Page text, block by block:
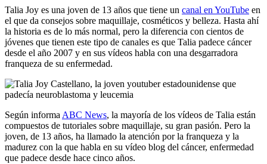
Talia Joy es una joven de 13 años que tiene un canal en YouTube en
el que da consejos sobre maquillaje, cosméticos y belleza. Hasta ahí
la historia es de lo más normal, pero la diferencia con cientos de
jóvenes que tienen este tipo de canales es que Talia padece cáncer
desde el año 2007 y en sus vídeos habla con una desgarradora
franqueza de su enfermedad.
Según informa ABC News, la mayoría de los vídeos de Talia están
compuestos de tutoriales sobre maquillaje, su gran pasión. Pero la
joven, de 13 años, ha llamado la atención por la franqueza y la
madurez con la que habla en su vídeo blog del cáncer, enfermedad
que padece desde hace cinco años.